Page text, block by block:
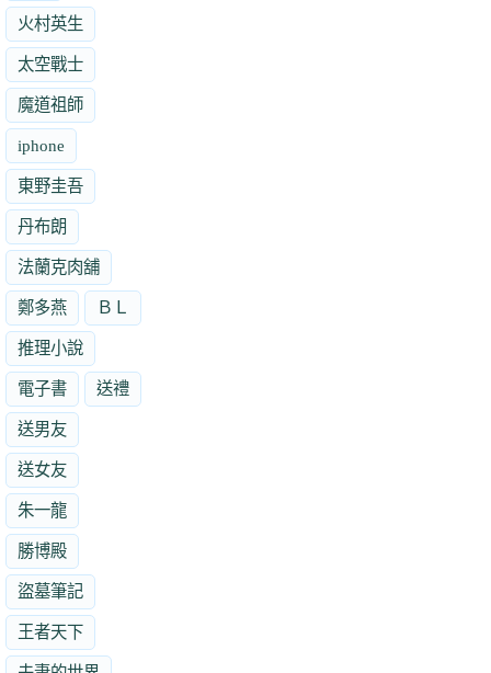
火村英生
太空戰士
魔道祖師
iphone
東野圭吾
丹布朗
法蘭克肉舖
鄭多燕 ＢＬ
推理小說
電子書 送禮
送男友
送女友
朱一龍
勝博殿
盜墓筆記
王者天下